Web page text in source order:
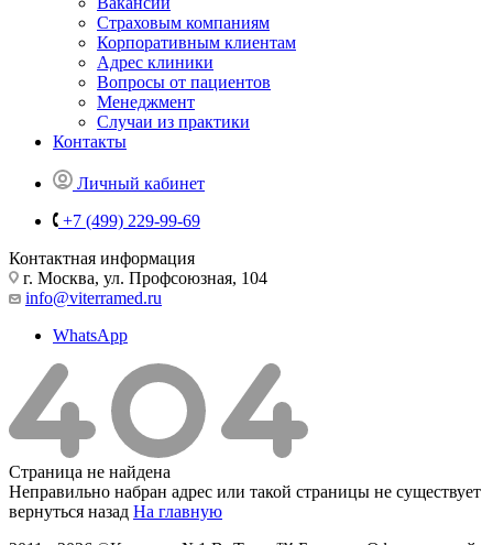
Страховым компаниям
Корпоративным клиентам
Адрес клиники
Вопросы от пациентов
Менеджмент
Случаи из практики
Контакты
Личный кабинет
+7 (499) 229-99-69
Контактная информация
г. Москва, ул. Профсоюзная, 104
info@viterramed.ru
WhatsApp
Страница не найдена
Неправильно набран адрес или такой страницы не существует
вернуться назад На главную